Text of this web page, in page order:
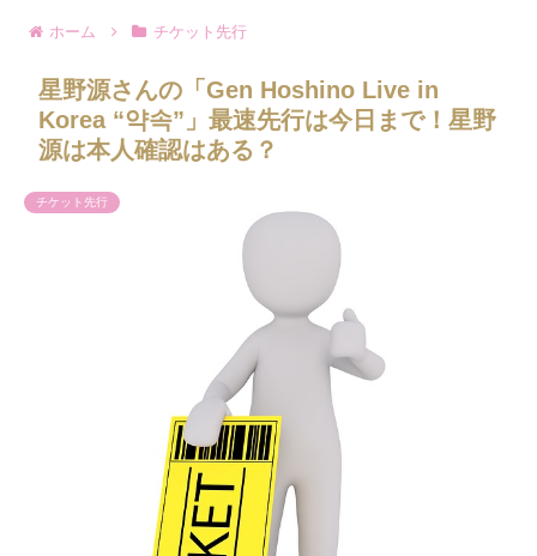
ホーム チケット先行
星野源さんの「Gen Hoshino Live in
Korea “약속”」最速先行は今日まで！星野
源は本人確認はある？
チケット先行